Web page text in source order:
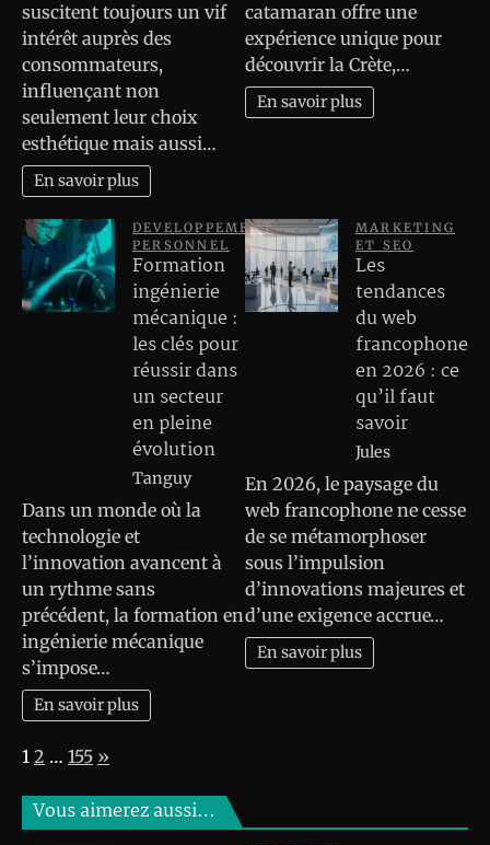
suscitent toujours un vif
intérêt auprès des
consommateurs,
influençant non
seulement leur choix
esthétique mais aussi…
En savoir plus
catamaran offre une
expérience unique pour
découvrir la Crète,…
En savoir plus
DEVELOPPEMENT
PERSONNEL
Formation
ingénierie
mécanique :
les clés pour
réussir dans
un secteur
en pleine
évolution
Tanguy
Dans un monde où la
technologie et
l’innovation avancent à
un rythme sans
précédent, la formation en
ingénierie mécanique
s’impose…
En savoir plus
MARKETING
ET SEO
Les
tendances
du web
francophone
en 2026 : ce
qu’il faut
savoir
Jules
En 2026, le paysage du
web francophone ne cesse
de se métamorphoser
sous l’impulsion
d’innovations majeures et
d’une exigence accrue…
En savoir plus
Page:
1 2 … 155 Next
»
Vous aimerez aussi…